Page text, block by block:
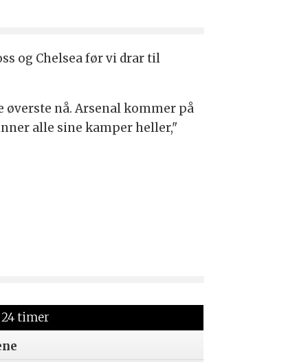
og Chelsea før vi drar til
nå. Arsenal kommer på
alle sine kamper heller,"
timer